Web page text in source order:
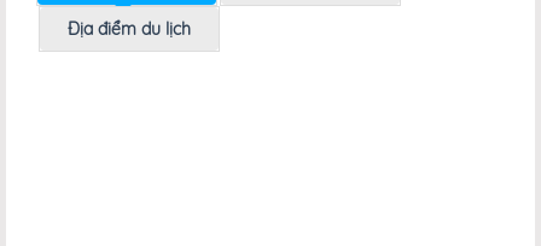
Địa điểm du lịch